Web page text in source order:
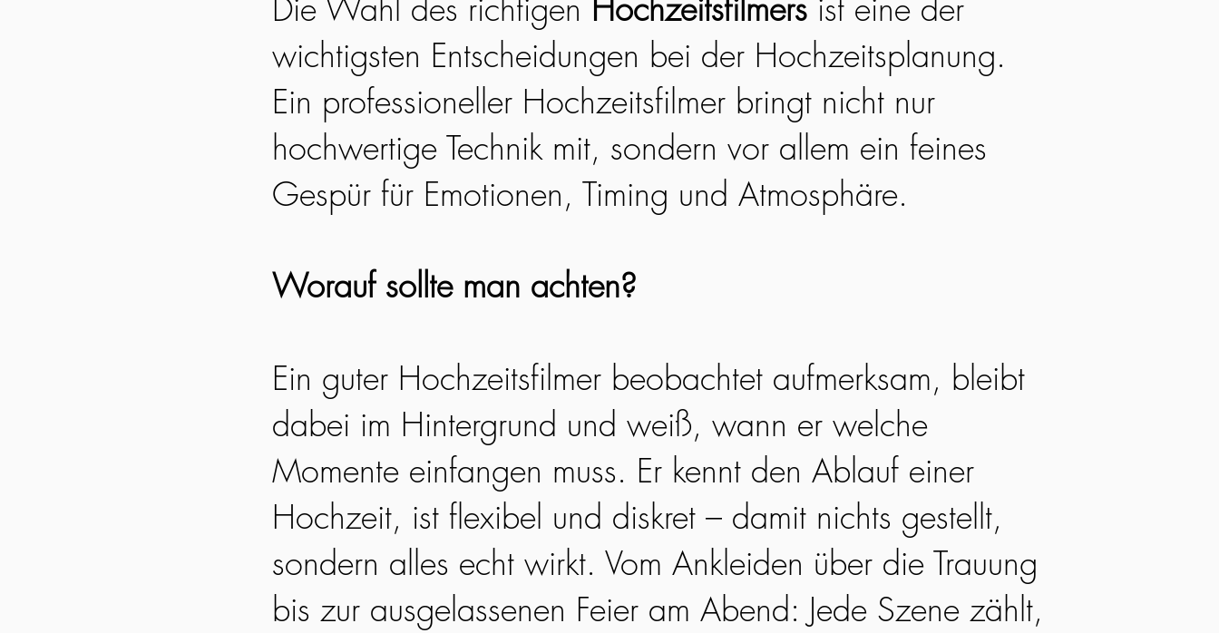
Die Wahl des richtigen Hochzeitsfilmers ist eine der
wichtigsten Entscheidungen bei der Hochzeitsplanung.
Ein professioneller Hochzeitsfilmer bringt nicht nur
hochwertige Technik mit, sondern vor allem ein feines
Gespür für Emotionen, Timing und Atmosphäre.
Worauf sollte man achten?
Ein guter Hochzeitsfilmer beobachtet aufmerksam, bleibt
dabei im Hintergrund und weiß, wann er welche
Momente einfangen muss. Er kennt den Ablauf einer
Hochzeit, ist flexibel und diskret – damit nichts gestellt,
sondern alles echt wirkt. Vom Ankleiden über die Trauung
bis zur ausgelassenen Feier am Abend: Jede Szene zählt,